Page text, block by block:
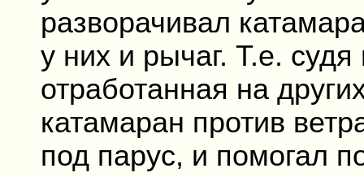
разворачивал
у них и рычаг. Т.е.
отработанная на
катамаран против
под парус, и помогал